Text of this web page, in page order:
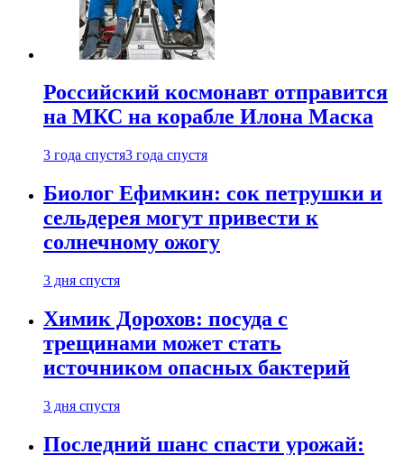
Российский космонавт отправится
на МКС на корабле Илона Маска
3 года спустя3 года спустя
Биолог Ефимкин: сок петрушки и
сельдерея могут привести к
солнечному ожогу
3 дня спустя
Химик Дорохов: посуда с
трещинами может стать
источником опасных бактерий
3 дня спустя
Последний шанс спасти урожай: